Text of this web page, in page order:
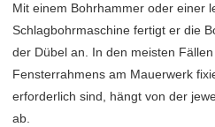
Mit einem Bohrhammer oder einer
Schlagbohrmaschine fertigt er die
der Dübel an. In den meisten
Fensterrahmens am Mauerwerk
erforderlich sind, hängt von der
ab.